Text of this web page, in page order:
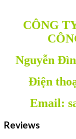
CÔNG
Nguyễn
Điện
Email:
Reviews